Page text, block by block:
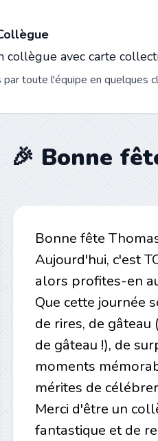
collègue avec carte
toute l'équipe en quelques
🎉 Bonne
Bonne fête
Aujourd'hui, c'est
alors profites-en
Que cette journée
de rires, de gâteau
de gâteau !), de
moments
mérites de
Merci d'être un
fantastique et de